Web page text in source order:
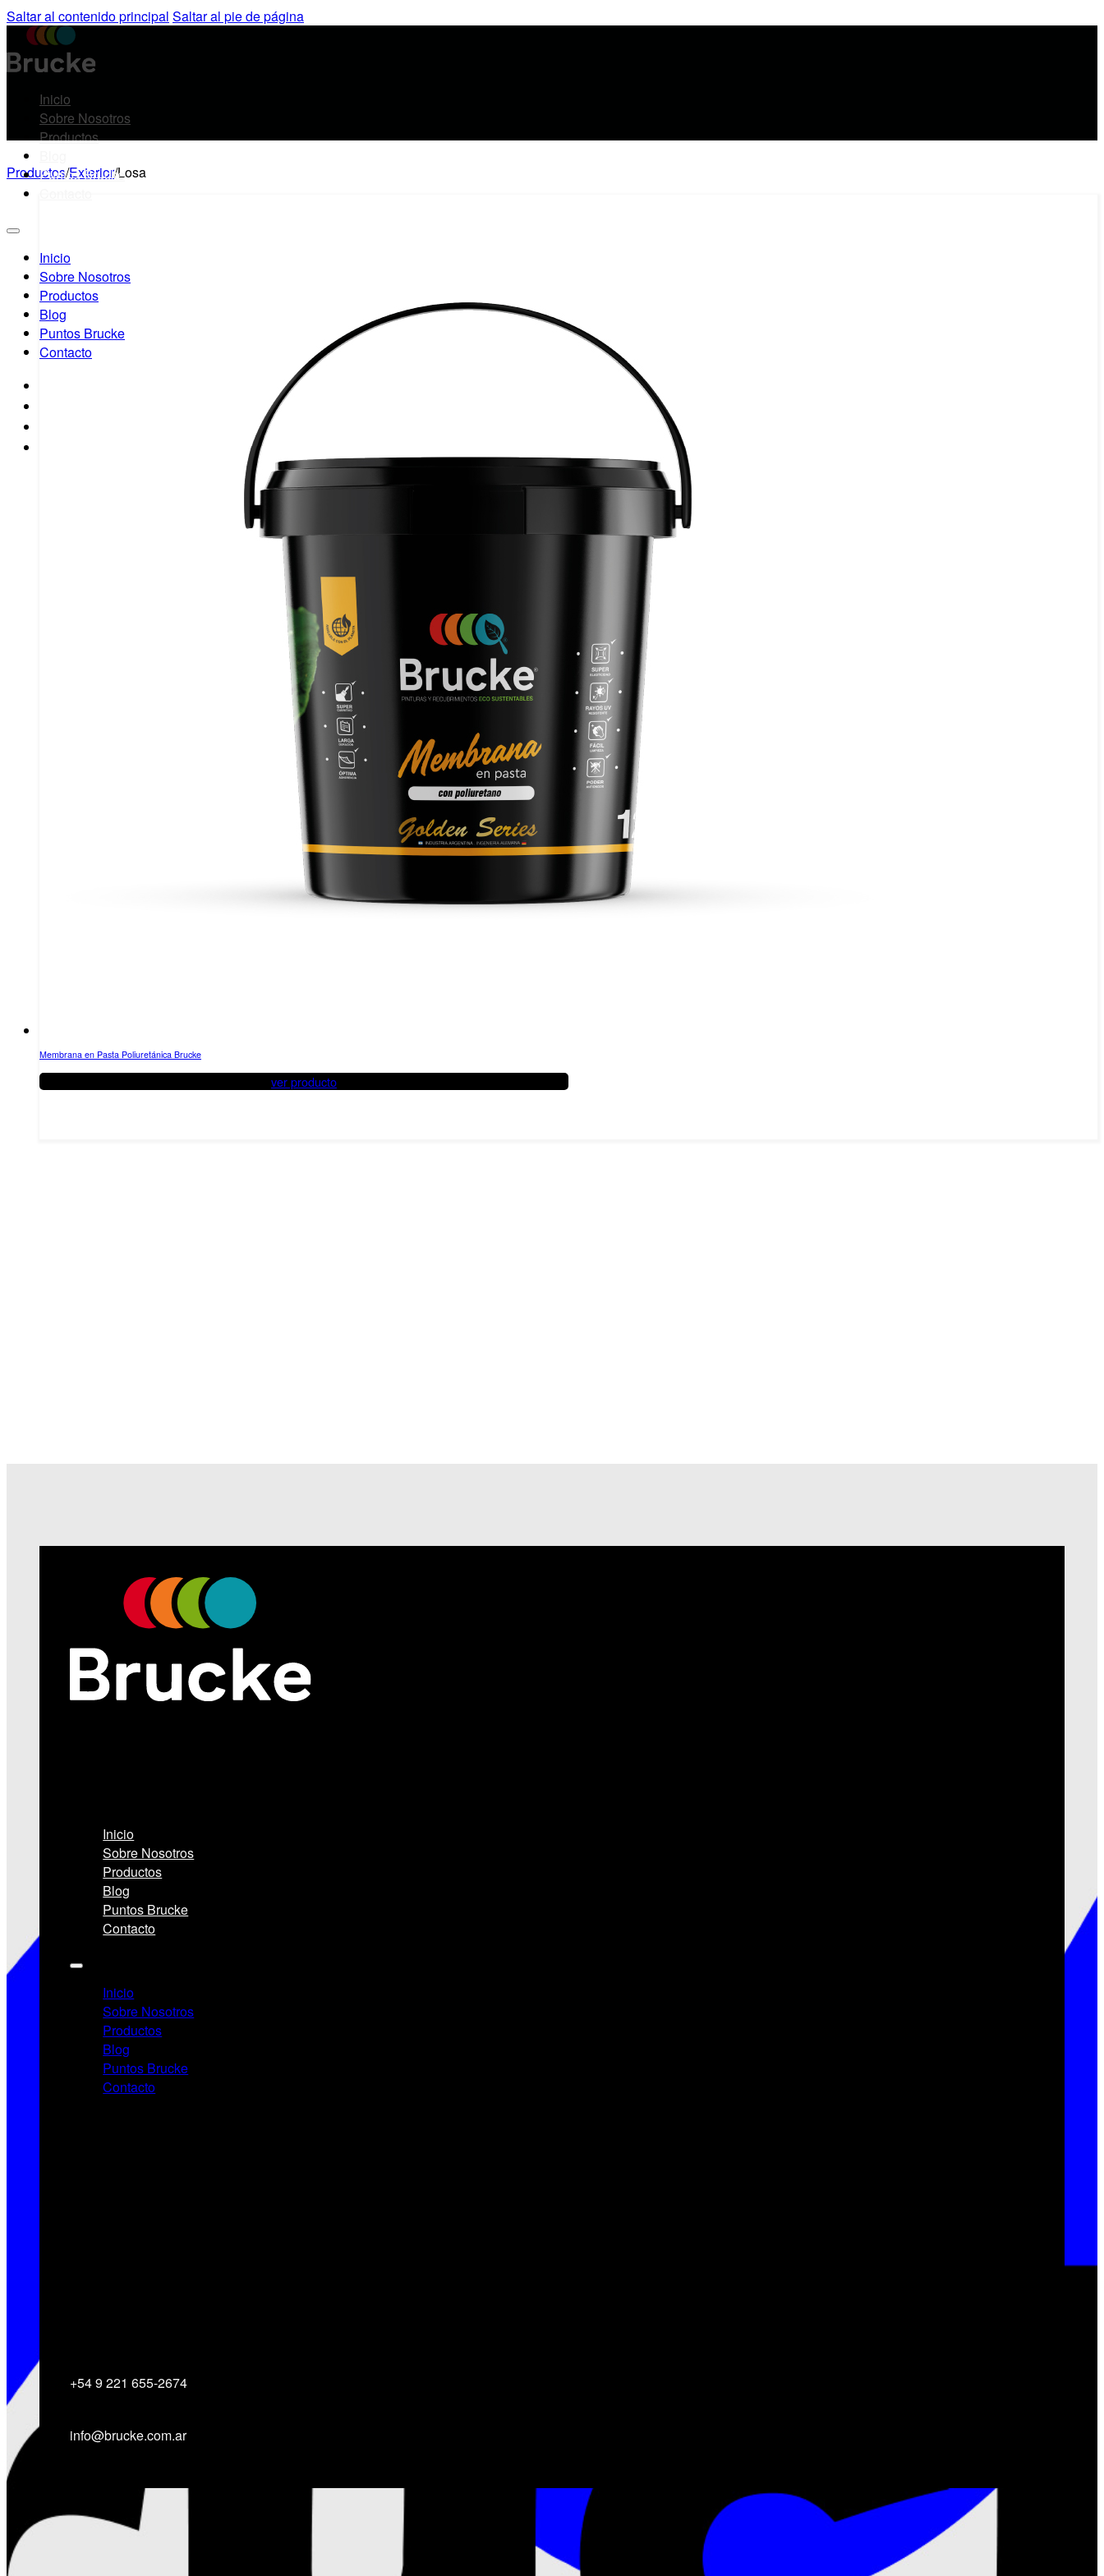
Saltar al contenido principal Saltar al pie de página
Inicio
Sobre Nosotros
Productos
Puntos Brucke
Inicio
Sobre Nosotros
Productos
Blog
Puntos Brucke
Contacto
Productos/Exterior/Losa
Membrana en Pasta Poliuretánica Brucke
ver producto
Inicio
Sobre Nosotros
Productos
Blog
Puntos Brucke
Contacto
Inicio
Sobre Nosotros
Productos
Blog
Puntos Brucke
Contacto
+54 9 221 655-2674
info@brucke.com.ar